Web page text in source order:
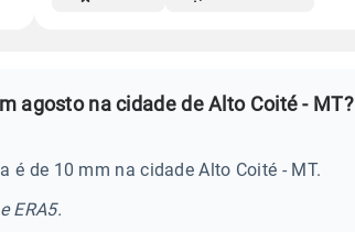
agosto na cidade de Alto Coité - MT?
é de 10 mm na cidade Alto Coité - MT.
ERA5.